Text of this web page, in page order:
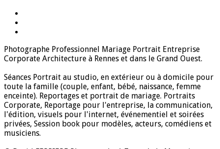
Photographe Professionnel Mariage Portrait Entreprise
Corporate Architecture à Rennes et dans le Grand Ouest.
Séances Portrait au studio, en extérieur ou à domicile pour
toute la famille (couple, enfant, bébé, naissance, femme
enceinte). Reportages et portrait de mariage. Portraits
Corporate, Reportage pour l'entreprise, la communication,
l'édition, visuels pour l'internet, événementiel et soirées
privées, Session book pour modèles, acteurs, comédiens et
musiciens.